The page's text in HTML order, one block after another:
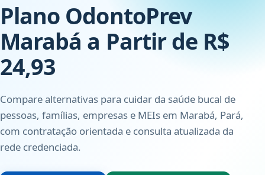
Plano OdontoPrev
Marabá a Partir de R$
24,93
Compare alternativas para cuidar da saúde bucal de
pessoas, famílias, empresas e MEIs em Marabá, Pará,
com contratação orientada e consulta atualizada da
rede credenciada.